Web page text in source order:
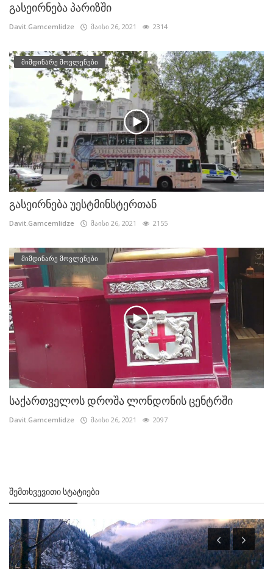
გასეირნება პარიზში
Davit.Gamcemlidze მაისი 26, 2021 2314
მიმდინარე მოვლენები
გასეირნება უესტმინსტერთან
Davit.Gamcemlidze მაისი 26, 2021 2155
მიმდინარე მოვლენები
საქართველოს დროშა ლონდონის ცენტრში
Davit.Gamcemlidze მაისი 26, 2021 2097
ᲨᲔᲛᲗᲮᲕᲔᲕᲘᲗᲘ ᲡᲢᲐᲢᲘᲔᲑᲘ